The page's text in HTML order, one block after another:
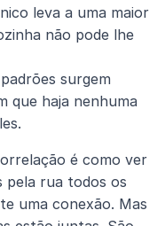
leva a uma maior
não pode lhe
surgem
que haja nenhuma
é como ver
pela rua todos os
uma conexão. Mas